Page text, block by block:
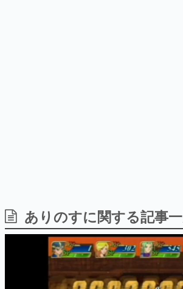
日本のモバイルゲーム史における
ルを網羅するほか、開発者へのイ
解説を掲載。約20年の歴史が一望
若ゲのいたり〜ゲームクリエ
『うつヌケ』『ペンと箸』等で知
一先生によるゲーム業界レポートマ